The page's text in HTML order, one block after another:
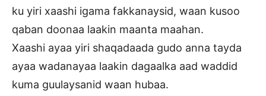
ku yiri xaashi igama fakkanaysid, waan kusoo
qaban doonaa laakin maanta maahan.
Xaashi ayaa yiri shaqadaada gudo anna tayda
ayaa wadanayaa laakin dagaalka aad waddid
kuma guulaysanid waan hubaa.